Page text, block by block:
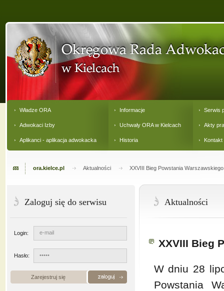
Władze ORA
Adwokaci Izby
Aplikanci - aplikacja adwokacka
Informacje
Uchwały ORA w Kielcach
Historia
Serwis
Akty
Kontakt
ora.kielce.pl Aktualności XXVIII Bieg Powstania Warszawskiego
Aktualności
XXVIII Bieg
W dniu 28
Powstania
Zaloguj się do serwisu
Login:
Hasło:
Zarejestruj się